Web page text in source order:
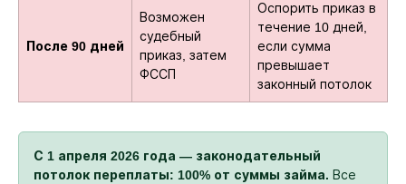
После 90 дней
Возможен
судебный
приказ, затем
ФССП
Оспорить приказ в
течение 10 дней,
если сумма
превышает
законный потолок
С 1 апреля 2026 года — законодательный
потолок переплаты: 100% от суммы займа. Все